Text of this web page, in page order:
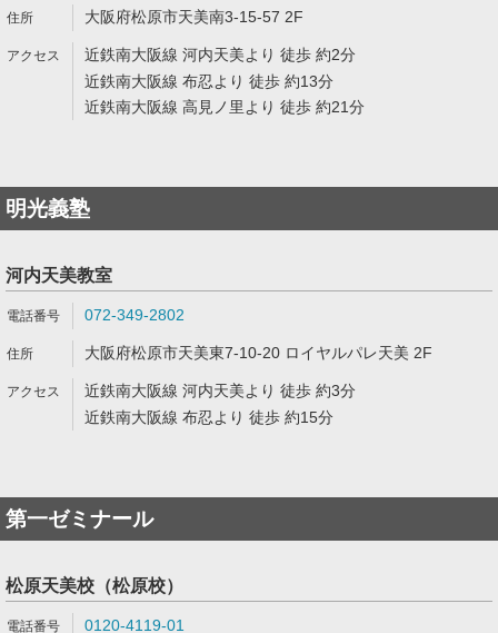
大阪府松原市天美南3-15-57 2F
近鉄南大阪線 河内天美より 徒歩 約2分
近鉄南大阪線 布忍より 徒歩 約13分
近鉄南大阪線 高見ノ里より 徒歩 約21分
明光義塾
河内天美教室
072-349-2802
大阪府松原市天美東7-10-20 ロイヤルパレ天美 2F
近鉄南大阪線 河内天美より 徒歩 約3分
近鉄南大阪線 布忍より 徒歩 約15分
第一ゼミナール
松原天美校（松原校）
0120-4119-01